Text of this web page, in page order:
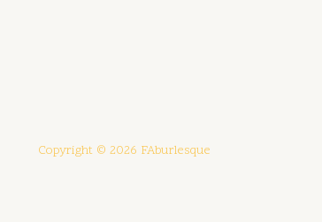
Copyright © 2026 FAburlesque